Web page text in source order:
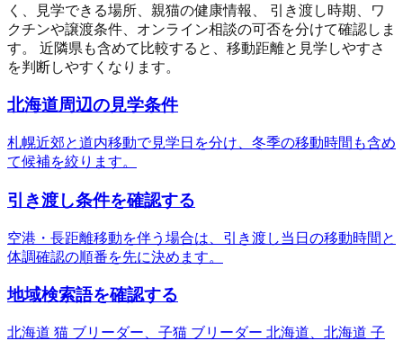
く、見学できる場所、親猫の健康情報、 引き渡し時期、ワ
クチンや譲渡条件、オンライン相談の可否を分けて確認しま
す。 近隣県も含めて比較すると、移動距離と見学しやすさ
を判断しやすくなります。
北海道周辺の見学条件
札幌近郊と道内移動で見学日を分け、冬季の移動時間も含め
て候補を絞ります。
引き渡し条件を確認する
空港・長距離移動を伴う場合は、引き渡し当日の移動時間と
体調確認の順番を先に決めます。
地域検索語を確認する
北海道 猫 ブリーダー、子猫 ブリーダー 北海道、北海道 子